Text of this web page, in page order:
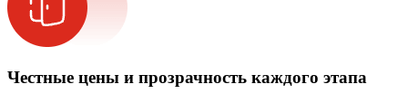
Честные цены и прозрачность каждого этапа